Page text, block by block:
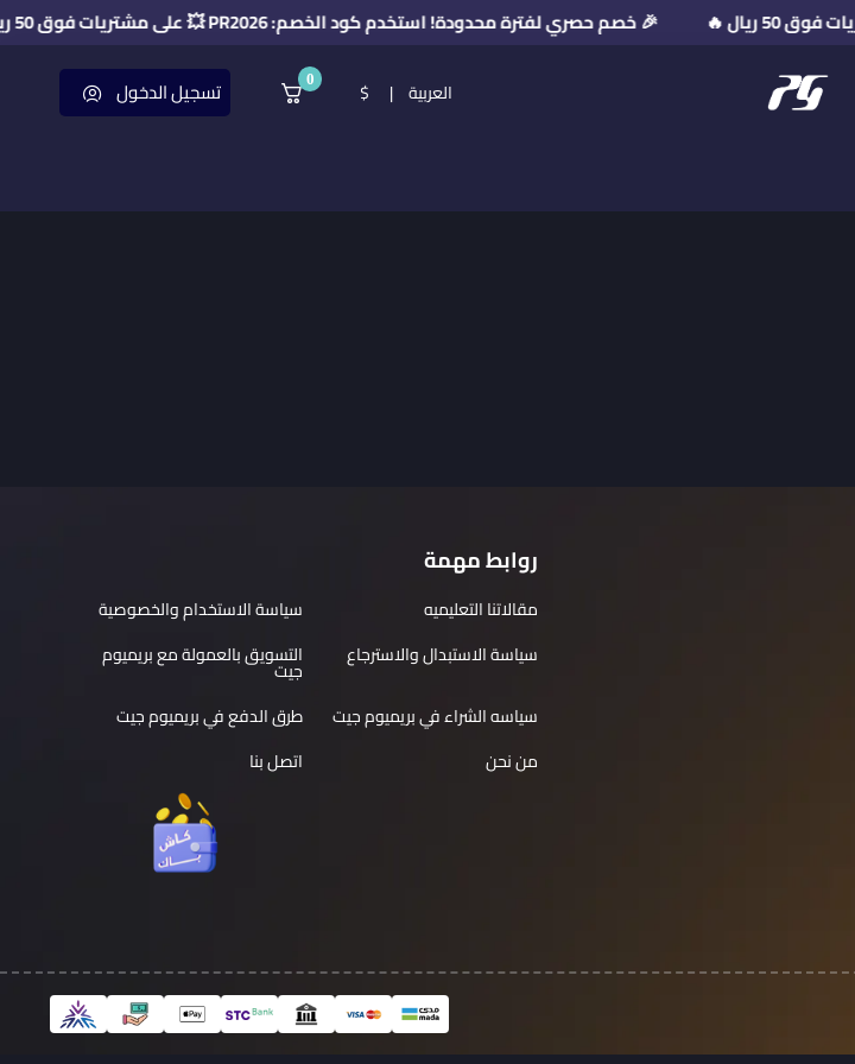
🎉 خصم حصري لفترة محدودة! استخدم كود الخصم: PR2026 💥 على مشتريات فوق 50 ريال 🔥
منصة بريميوم جيت العربية |
$
0 تسجيل الدخول
روابط مهمة
مقالاتنا التعليميه
سياسة الاستخدام والخصوصية
سياسة الاستبدال والاسترجاع
التسويق بالعمولة مع بريميوم
جيت
سياسه الشراء في بريميوم جيت
طرق الدفع في بريميوم جيت
من نحن
اتصل بنا